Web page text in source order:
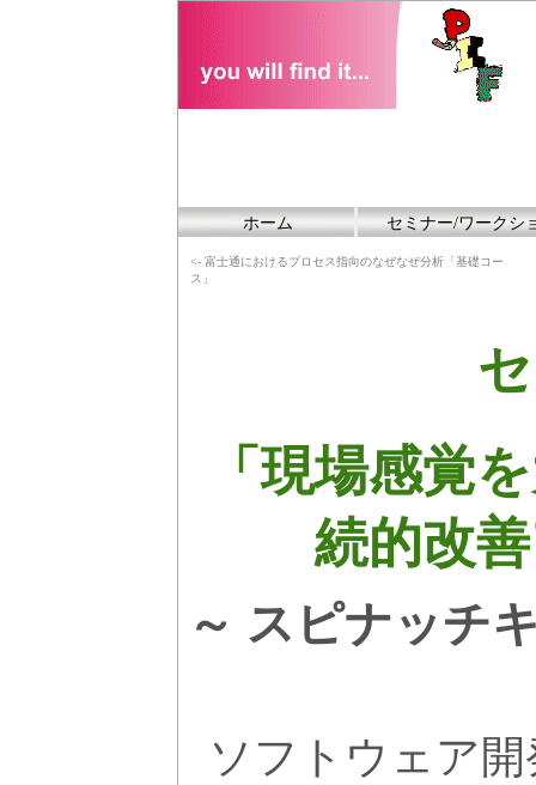
ホーム セミナー/ワークシ
<- 富士通におけるプロセス指向のなぜなぜ分析「基礎コー
ス」
「現場感覚
続的改
～ スピナッチ
ソフトウェア